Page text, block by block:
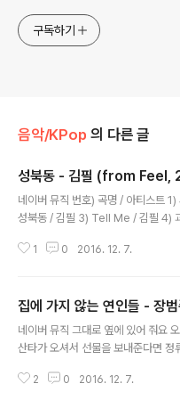
구독하기
음악/KPop 의 다른 글
성북동 - 김필 (from Feel,
네이버 뮤직 번호) 곡명 / 아티스트
성북동 / 김필 3) Tell Me / 김필 4)
열고서 매일이 그렇듯 기지개를 펴고
옷을 챙겨 입고 뚜벅뚜벅 이방을 나서
너와 가던 찻집을 들르고 둘이서 자
거리네 오래된 인연이 다 그렇듯이
히 만날까 성북동 그 어귀에 너와 걷던
1 0 2016. 12. 7.
집에 가지 않는 연인들 - 장
네이버 뮤직 그대로 옆에 있어 줘요
산타가 오셔서 선물을 보내준다면 정
쾌도 하다 그대로 있어 줘요 이대로
2 0 2016. 12. 7.